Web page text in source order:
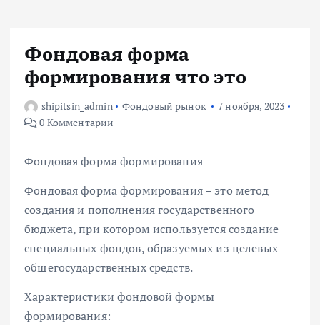
Фондовая форма
формирования что это
shipitsin_admin Фондовый рынок
7 ноября, 2023
0 Комментарии
Фондовая форма формирования
Фондовая форма формирования – это метод
создания и пополнения государственного
бюджета, при котором используется создание
специальных фондов, образуемых из целевых
общегосударственных средств.
Характеристики фондовой формы
формирования: